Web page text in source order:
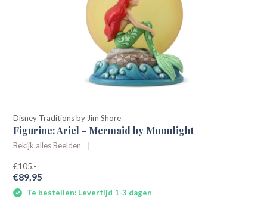
Disney Traditions by Jim Shore
Figurine: Ariel - Mermaid by Moonlight
Bekijk alles Beelden
€105,-
€89,95
Te bestellen: Levertijd 1-3 dagen